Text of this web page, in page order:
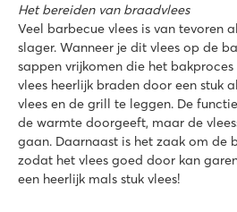
Het bereiden van braadvlees
Veel barbecue vlees is van tevoren
slager. Wanneer je dit vlees op de
sappen vrijkomen die het
vlees heerlijk braden door een stuk
vlees en de grill te leggen. De
de warmte doorgeeft, maar de
gaan. Daarnaast is het zaak om de
zodat het vlees goed door kan
een heerlijk mals stuk vlees!